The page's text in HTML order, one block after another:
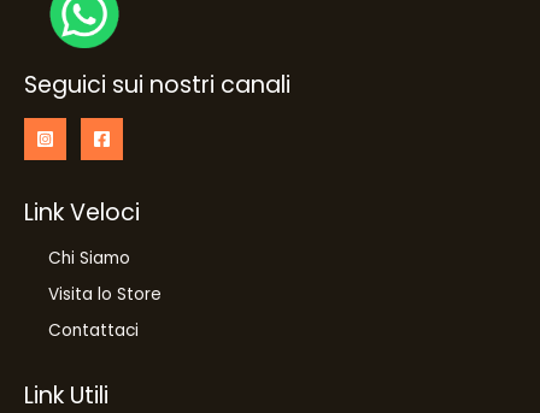
Seguici sui nostri canali
Link Veloci
Chi Siamo
Visita lo Store
Contattaci
Link Utili